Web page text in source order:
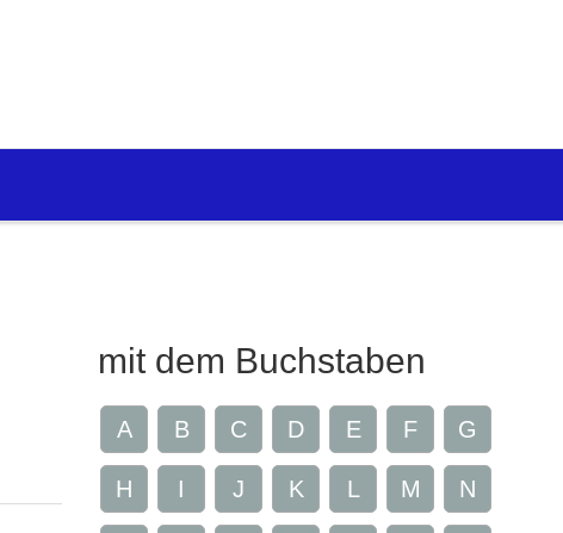
mit dem Buchstaben
A B C D E F G
H I J K L M N